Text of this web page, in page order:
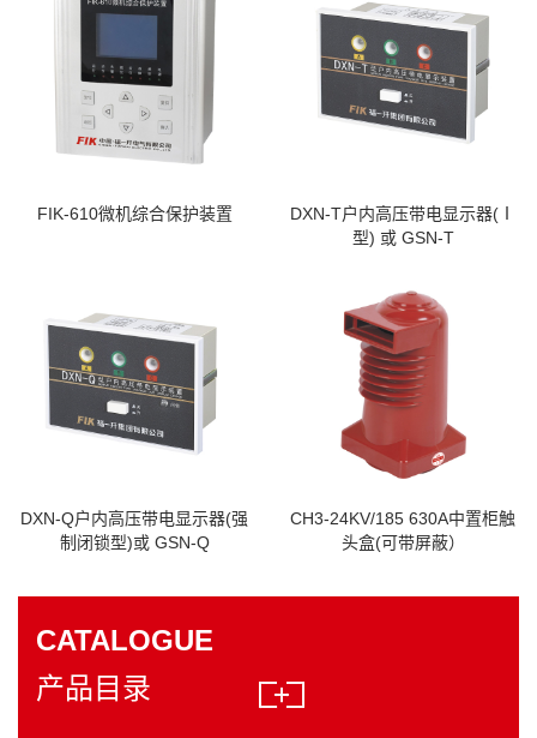
FIK-610微机综合保护装置
DXN-T户内高压带电显示器(Ⅰ
型) 或 GSN-T
DXN-Q户内高压带电显示器(强
制闭锁型)或 GSN-Q
CH3-24KV/185 630A中置柜触
头盒(可带屏蔽）
CATALOGUE
产品目录